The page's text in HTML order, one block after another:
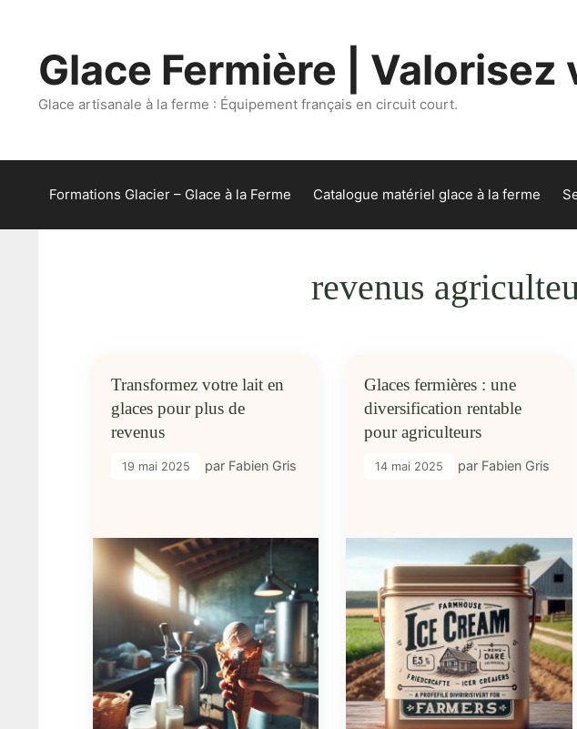
contenuGlace Fermière |
Glace artisanale à la ferme : Équipement français en circuit court.
Formations Glacier – Glace à la Ferme Catalogue matériel glace à la ferme
revenus
Transformez votre lait en
glaces pour plus de
revenus
19 mai 2025 par Fabien Gris
Glaces fermières : une
diversification rentable
pour agriculteurs
14 mai 2025 par Fabien Gris